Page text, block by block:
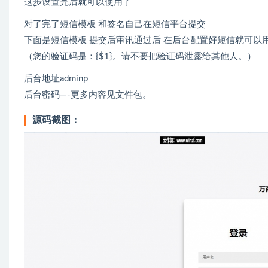
这步设置完后就可以使用了
对了完了短信模板 和签名自己在短信平台提交
下面是短信模板 提交后审讯通过后 在后台配置好短信就可以
（您的验证码是：{$1}。请不要把验证码泄露给其他人。）
后台地址adminp
后台密码—-更多内容见文件包。
源码截图：